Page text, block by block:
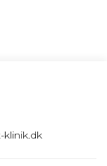
klinik.dk